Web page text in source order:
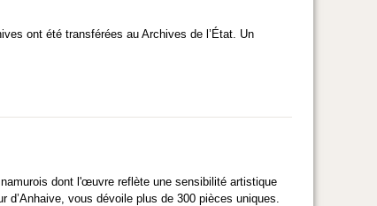
ont été transférées au Archives de l’État. Un
dont l'œuvre reflète une sensibilité artistique
vous dévoile plus de 300 pièces uniques.